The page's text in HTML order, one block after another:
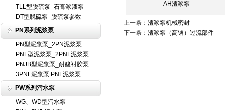
TLL型脱硫泵_石膏浆液泵
DT型脱硫泵_脱硫泵参数
PN系列泥浆泵
PN型泥浆泵_2PN泥浆泵
PNL型泥浆泵_2PNL泥浆泵
PNJB型泥浆泵_耐酸衬胶泵
3PNL泥浆泵 PNL泥浆泵
PW系列污水泵
WG、WD型污水泵
AH渣浆泵
上一条： 渣浆泵机械密封
下一条： 渣浆泵（高铬）过流部件